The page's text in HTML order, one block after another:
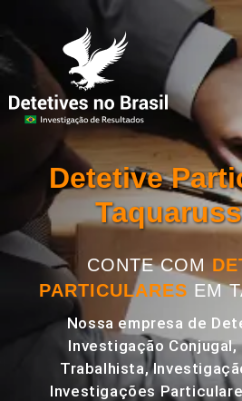
Detetive
CONTE COM
PARTICULARES EM
Nossa empresa de
Investigação
Trabalhista,
Investigações